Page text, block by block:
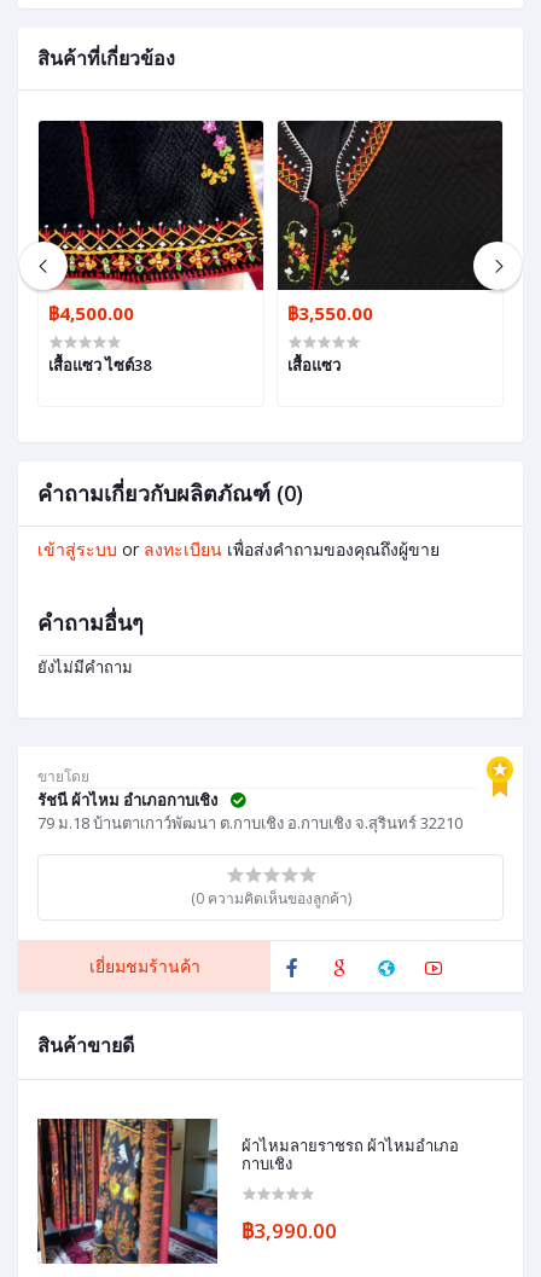
ขายโดย
รัชนี ผ้าไหม อำเภอกาบเชิง
79 ม.18 บ้านตาเกาว์พัฒนา ต.กาบเชิง อ.กาบเชิง จ.สุรินทร์ 32210
(0 ความคิดเห็นของลูกค้า)
เยี่ยมชมร้านค้า
สินค้าขายดี
ผ้าไหมลายราชรถ ผ้าไหมอำเภอ
กาบเชิง
฿3,990.00
สินค้าที่เกี่ยวข้อง
฿4,500.00
เสื้อแซว ไซต์38
฿3,550.00
เสื้อแซว
คำถามเกี่ยวกับผลิตภัณฑ์ (0)
เข้าสู่ระบบ or ลงทะเบียน เพื่อส่งคำถามของคุณถึงผู้ขาย
คำถามอื่นๆ
ยังไม่มีคำถาม